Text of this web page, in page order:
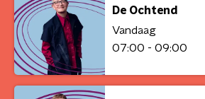
De Ochtend
Vandaag
07:00 - 09:00